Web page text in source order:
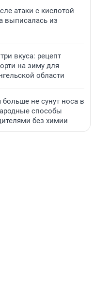
атаки с кислотой
выписалась из
вкуса: рецепт
на зиму для
области
больше не сунут носа в
способы
без химии